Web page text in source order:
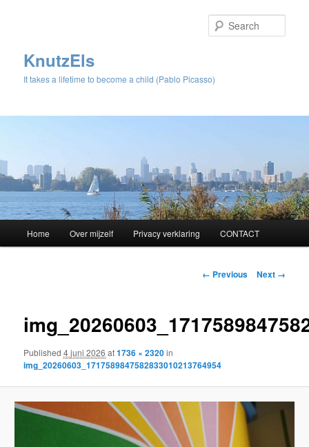
KnutzEls
It takes a lifetime to become a child (Pablo Picasso)
Skip
content
Home Over mijzelf Privacy verklaring CONTACT
Image
← Previous Next →
Published4 juni 2026 at1736 × 2320in
img_20260603_1717589847582833010213764954